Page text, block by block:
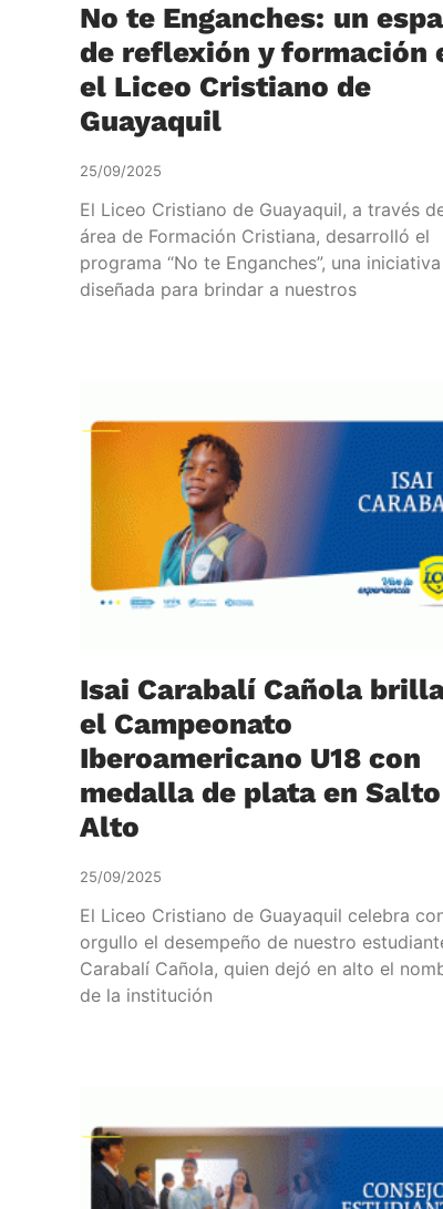
No te Enganches: un
de reflexión y formación
el Liceo Cristiano de
Guayaquil
25/09/2025
El Liceo Cristiano de Guayaquil, a través
área de Formación Cristiana, desarrolló el
programa “No te Enganches”, una iniciativa
diseñada para brindar a nuestros
Isai Carabalí Cañola
el Campeonato
Iberoamericano U18 con
medalla de plata en Salto
Alto
25/09/2025
El Liceo Cristiano de Guayaquil celebra
orgullo el desempeño de nuestro
Carabalí Cañola, quien dejó en alto el
de la institución